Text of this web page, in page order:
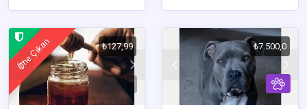
Öne Çıkan ₺127,99 ₺7.500,0